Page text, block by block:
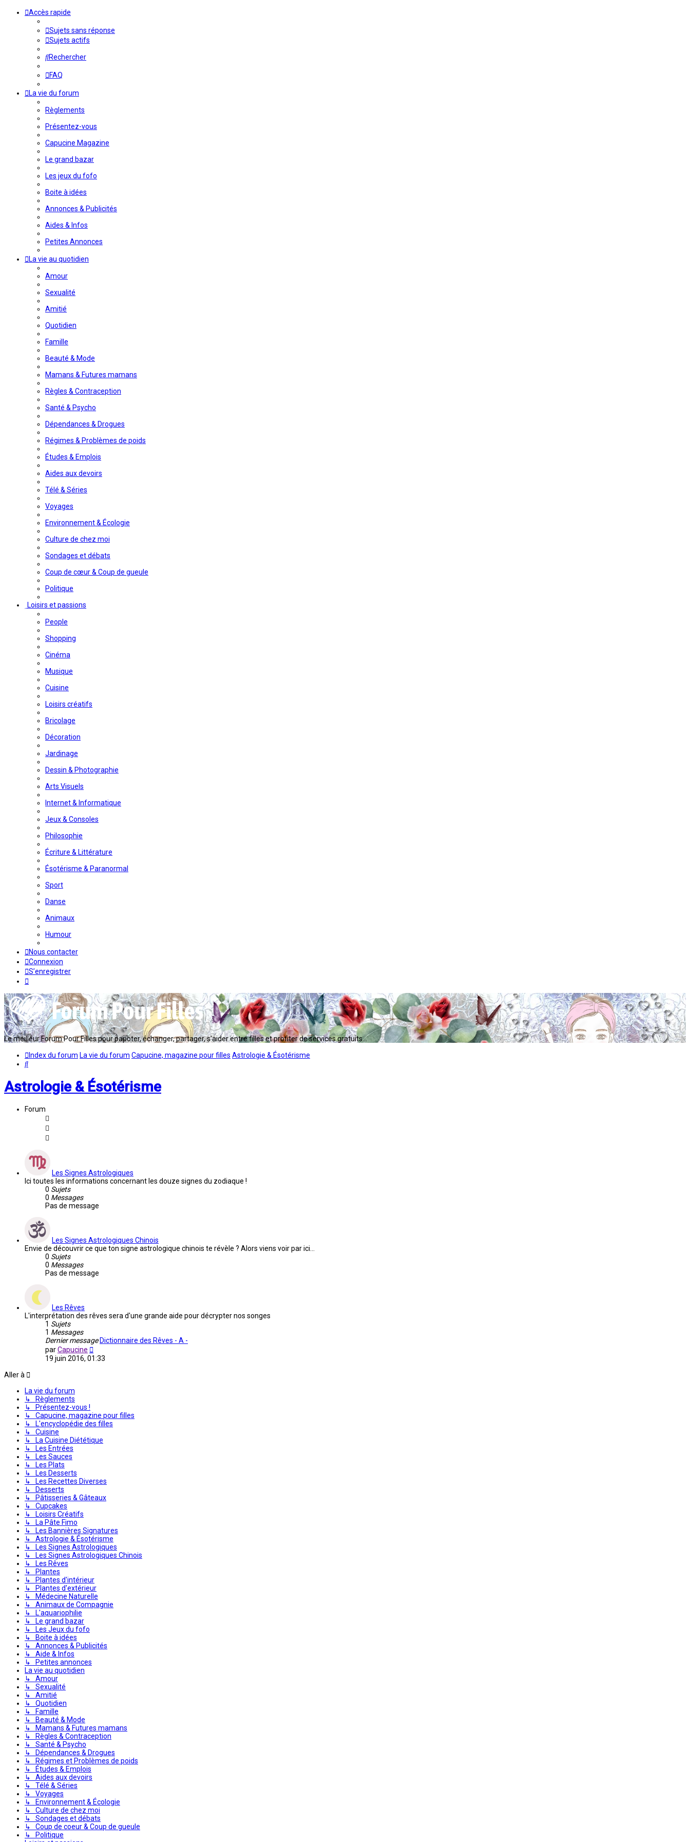
Accès rapide
Sujets sans réponse
Sujets actifs
Rechercher
FAQ
La vie du forum
Règlements
Présentez-vous
Capucine Magazine
Le grand bazar
Les jeux du fofo
Boite à idées
Annonces & Publicités
Aides & Infos
Petites Annonces
La vie au quotidien
Amour
Sexualité
Amitié
Quotidien
Famille
Beauté & Mode
Mamans & Futures mamans
Règles & Contraception
Santé & Psycho
Dépendances & Drogues
Régimes & Problèmes de poids
Études & Emplois
Aides aux devoirs
Télé & Séries
Voyages
Environnement & Écologie
Culture de chez moi
Sondages et débats
Coup de cœur & Coup de gueule
Politique
Loisirs et passions
People
Shopping
Cinéma
Musique
Cuisine
Loisirs créatifs
Bricolage
Décoration
Jardinage
Dessin & Photographie
Arts Visuels
Internet & Informatique
Jeux & Consoles
Philosophie
Écriture & Littérature
Ésotérisme & Paranormal
Sport
Danse
Animaux
Humour
Nous contacter
Connexion
S’enregistrer
Le meilleur Forum Pour Filles pour papoter, échanger, partager, s'aider entre filles et profiter de services gratuits...
Index du forum La vie du forum Capucine, magazine pour filles Astrologie & Ésotérisme
Rechercher
Astrologie & Ésotérisme
Forum
Les Signes Astrologiques
Ici toutes les informations concernant les douze signes du zodiaque !
0 Sujets
0 Messages
Pas de message
Les Signes Astrologiques Chinois
Envie de découvrir ce que ton signe astrologique chinois te révèle ? Alors viens voir par ici...
0 Sujets
0 Messages
Pas de message
Les Rêves
L'interprétation des rêves sera d'une grande aide pour décrypter nos songes
1 Sujets
1 Messages
Dernier messageDictionnaire des Rêves - A -
parCapucine
le
19 juin 2016, 01:33
Aller à
La vie du forum
↳ Règlements
↳ Présentez-vous !
↳ Capucine, magazine pour filles
↳ L'encyclopédie des filles
↳ Cuisine
↳ La Cuisine Diététique
↳ Les Entrées
↳ Les Sauces
↳ Les Plats
↳ Les Desserts
↳ Les Recettes Diverses
↳ Desserts
↳ Pâtisseries & Gâteaux
↳ Cupcakes
↳ Loisirs Créatifs
↳ La Pâte Fimo
↳ Les Bannières Signatures
↳ Astrologie & Ésotérisme
↳ Les Signes Astrologiques
↳ Les Signes Astrologiques Chinois
↳ Les Rêves
↳ Plantes
↳ Plantes d'intérieur
↳ Plantes d'extérieur
↳ Médecine Naturelle
↳ Animaux de Compagnie
↳ L'aquariophilie
↳ Le grand bazar
↳ Les Jeux du fofo
↳ Boite à idées
↳ Annonces & Publicités
↳ Aide & Infos
↳ Petites annonces
La vie au quotidien
↳ Amour
↳ Sexualité
↳ Amitié
↳ Quotidien
↳ Famille
↳ Beauté & Mode
↳ Mamans & Futures mamans
↳ Règles & Contraception
↳ Santé & Psycho
↳ Dépendances & Drogues
↳ Régimes et Problèmes de poids
↳ Études & Emplois
↳ Aides aux devoirs
↳ Télé & Séries
↳ Voyages
↳ Environnement & Écologie
↳ Culture de chez moi
↳ Sondages et débats
↳ Coup de coeur & Coup de gueule
↳ Politique